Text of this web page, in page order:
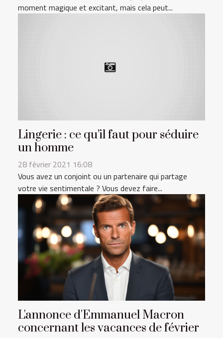
moment magique et excitant, mais cela peut...
Lingerie : ce qu’il faut pour séduire
un homme
28 février 2021 16:08
Vous avez un conjoint ou un partenaire qui partage
votre vie sentimentale ? Vous devez faire...
L'annonce d'Emmanuel Macron
concernant les vacances de février